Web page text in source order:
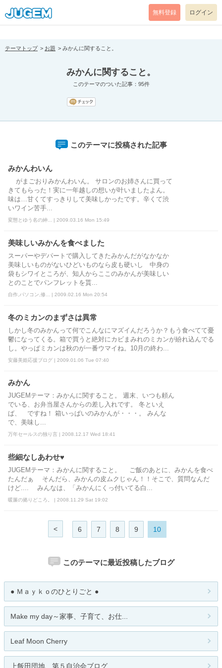
[pear_error: message="Success" code=0 mode=return level=notice
prefix="" info=""]
無料登録 ログイン
テーマトップ お題 みかんに関すること。
みかんに関すること。
このテーマのついた記事：95件
このテーマに投稿された記事
みかんわいん
がまごおりみかんわいん。 サロンのお姉さんに買って
きてもらった！実に一年越しの想いが叶いましたよん。
味は…甘くてすっきりして美味しかったです。辛くて渋
いワイン苦手...
変態とゆう名の紳... | 2009.03.16 Mon 15:49
美味しいみかんを食べました
スーパーやデパートで購入してきたみかんだがなかなか
美味しいものがないひどいものなら皮も硬いし 中身の
袋もシワイところが、知人からここのみかんが美味しい
とのことでパンフレットを貰...
自作,パソコン,修... | 2009.02.16 Mon 20:54
冬のミカンのまずさは異常
しかし冬のみかんって何でこんなにマズイんだろうか？もう食べてて憂
鬱になってくる。箱で買うと絶対にカビまみれのミカンが紛れ込んでる
し。やっぱミカンは秋のが一番ウマイね。10月の終わ...
安藤美姫応援ブログ | 2009.01.06 Tue 07:40
みかん
JUGEMテーマ：みかんに関すること。 週末、いつも頼ん
でいる、お弁当屋さんからの差し入れです。 冬といえ
ば、 ですね！ 箱いっぱいのみかんが・・・。 みんな
で、美味し...
万年セールスの独り言 | 2008.12.17 Wed 18:41
些細なしあわせ♥
JUGEMテーマ：みかんに関すること。 ご飯のあとに、みかんを食べ
たんだぁ そんだら、みかんの皮ムクじゃん！！そこで、質問なんだ
けど.... みんなは、「みかんにくっ付いてる白...
暖簾の拠りどころ。 | 2008.11.29 Sat 19:02
< 6 7 8 9 10
このテーマに最近投稿したブログ
● Ｍａｙｋｏのひとりごと ●
Make my day～家事、子育て、お仕...
Leaf Moon Cherry
上飯田団地 第５自治会ブログ